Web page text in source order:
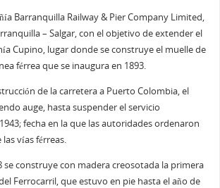
Barranquilla Railway & Pier Company Limited,
– Salgar, con el objetivo de extender el
Cupino, lugar donde se construye el muelle de
férrea que se inaugura en 1893.
de la carretera a Puerto Colombia, el
auge, hasta suspender el servicio
fecha en la que las autoridades ordenaron
vías férreas.
se construye con madera creosotada la primera
Ferrocarril, que estuvo en pie hasta el año de